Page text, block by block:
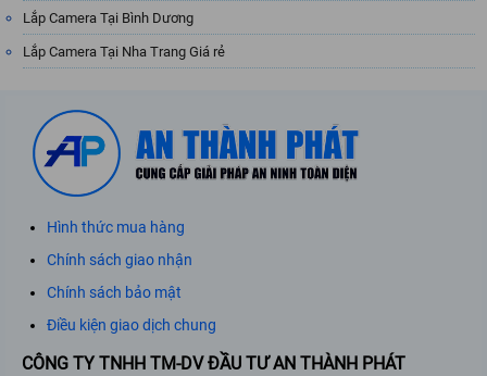
Lắp Camera Tại Bình Dương
Lắp Camera Tại Nha Trang Giá rẻ
Hình thức mua hàng
Chính sách giao nhận
Chính sách bảo mật
Điều kiện giao dịch chung
CÔNG TY TNHH TM-DV ĐẦU TƯ AN THÀNH PHÁT